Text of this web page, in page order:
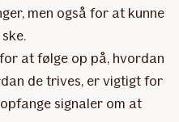
men også for at kunne
at følge op på, hvordan
de trives, er vigtigt for
signaler om at